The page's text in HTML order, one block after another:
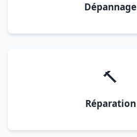
Dépannage
🔨
Réparation